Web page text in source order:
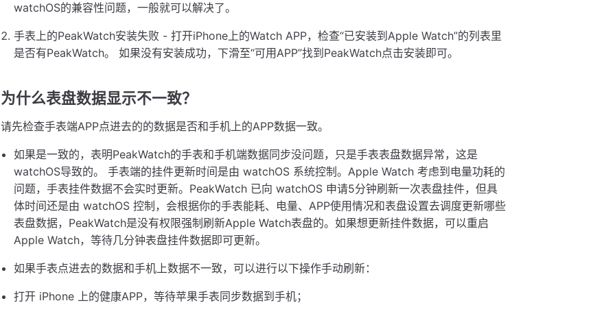
watchOS的兼容性问题，一般就可以解决了。
手表上的PeakWatch安装失败 - 打开iPhone上的Watch APP，检查“已安装到Apple Watch”的列表里
是否有PeakWatch。 如果没有安装成功，下滑至“可用APP”找到PeakWatch点击安装即可。
为什么表盘数据显示不一致？
请先检查手表端APP点进去的的数据是否和手机上的APP数据一致。
如果是一致的，表明PeakWatch的手表和手机端数据同步没问题，只是手表表盘数据异常，这是
watchOS导致的。 手表端的挂件更新时间是由 watchOS 系统控制。Apple Watch 考虑到电量功耗的
问题，手表挂件数据不会实时更新。PeakWatch 已向 watchOS 申请5分钟刷新一次表盘挂件，但具
体时间还是由 watchOS 控制，会根据你的手表能耗、电量、APP使用情况和表盘设置去调度更新哪些
表盘数据，PeakWatch是没有权限强制刷新Apple Watch表盘的。如果想更新挂件数据，可以重启
Apple Watch，等待几分钟表盘挂件数据即可更新。
如果手表点进去的数据和手机上数据不一致，可以进行以下操作手动刷新：
打开 iPhone 上的健康APP，等待苹果手表同步数据到手机；